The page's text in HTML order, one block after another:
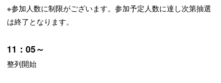
※参加人数に制限がございます。参加予定人数に達し次第抽選
は終了となります。
11：05～
整列開始